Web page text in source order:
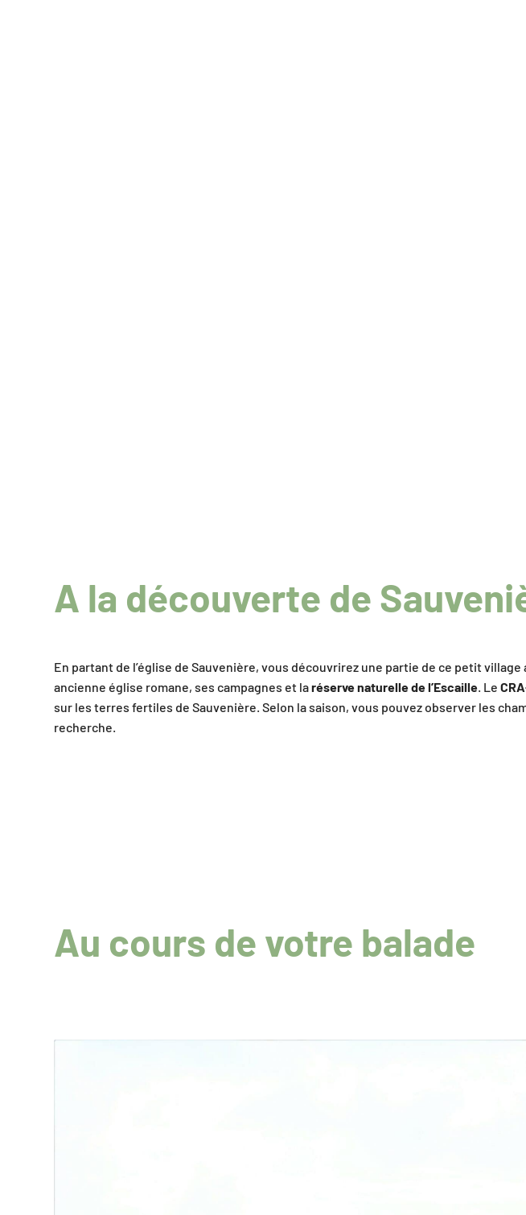
A la découverte de
En partant de l’église de Sauvenière, vous découvrirez une partie de ce petit village
ancienne église romane, ses campagnes et laréserve naturelle de l’Escaille. Le
sur les terres fertiles de Sauvenière. Selon la saison, vous pouvez observer les
recherche.
Au cours de votre balade